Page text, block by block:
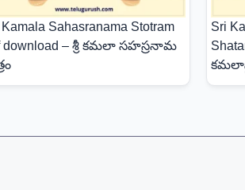
Sahasranama Stotram
download – శ్రీ కమలా సహస్రనామ
Sri